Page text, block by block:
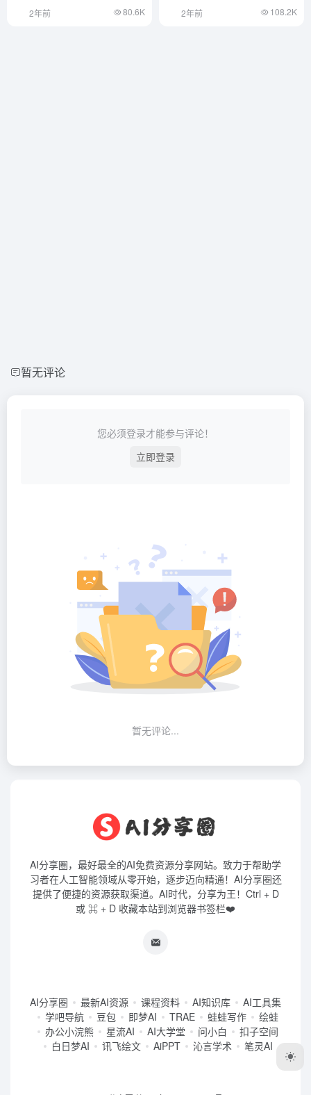
2年前 80.6K 2年前 108.2K
暂无评论
您必须登录才能参与评论！
立即登录
暂无评论...
AI分享圈，最好最全的AI免费资源分享网站。致力于帮助学
习者在人工智能领域从零开始，逐步迈向精通！AI分享圈还
提供了便捷的资源获取渠道。AI时代，分享为王！Ctrl + D
或 ⌘ + D 收藏本站到浏览器书签栏❤️
AI分享圈 最新AI资源 课程资料 AI知识库
AI工具集
学吧导航
豆包 即梦AI TRAE 蛙蛙写作
绘蛙
办公小浣熊
星流AI AI大学堂 问小白
扣子空间
白日梦AI
讯飞绘文 AiPPT 沁言学术 笔灵AI